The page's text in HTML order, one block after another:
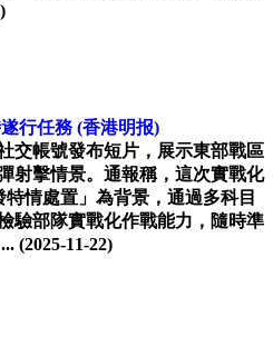
行任務 (香港明报)
交帳號發布短片，展示東部戰區
射擊情景。通報稱，這次實戰化
情處置」為背景，通過多科目
驗部隊實戰化作戰能力，隨時準
(2025-11-22)